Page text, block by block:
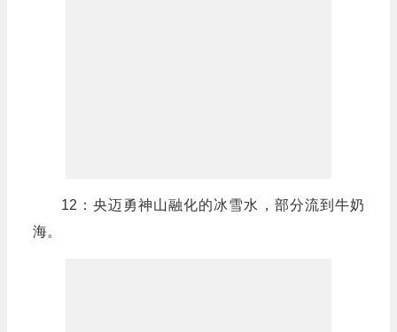
12：央迈勇神山融化的冰雪水，部分流到牛奶
海。